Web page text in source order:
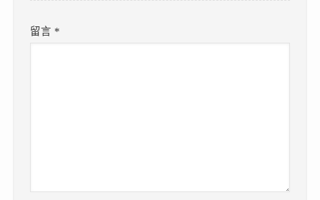
留言 *